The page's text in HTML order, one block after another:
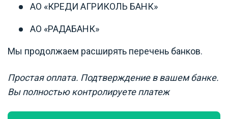
АО «КРЕДИ АГРИКОЛЬ БАНК»
АО «РАДАБАНК»
Мы продолжаем расширять перечень банков.
Простая оплата. Подтверждение в вашем банке.
Вы полностью контролируете платеж